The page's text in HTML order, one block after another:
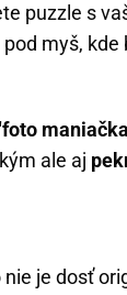
puzzle s
myš,
ale aj
je dosť